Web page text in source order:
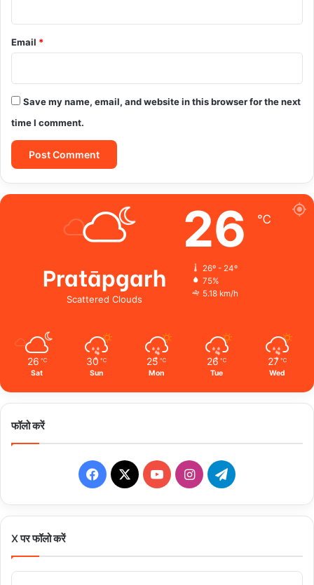
Email *
Save my name, email, and website in this browser for the next
time I comment.
Pratāpgarh
Scattered Clouds
26 ℃
26º - 24º
75%
5.18 km/h
26 ℃
Sat
30 ℃
Sun
25 ℃
Mon
26 ℃
Tue
27 ℃
Wed
फॉलो करें
Facebook
X YouTubeInstagramTelegram
X पर फॉलो करें